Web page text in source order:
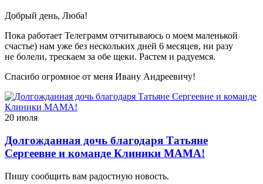
Добрый день, Люба!
Пока работает Телеграмм отчитываюсь о моем маленькой
счастье) нам уже без нескольких дней 6 месяцев, ни разу
не болели, трескаем за обе щеки. Растем и радуемся.
Спасибо огромное от меня Ивану Андреевичу!
20 июля
Долгожданная дочь благодаря Татьяне
Сергеевне и команде Клиники МАМА!
Пишу сообщить вам радостную новость.